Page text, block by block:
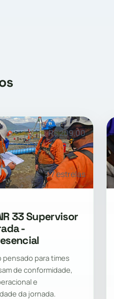
R$ 209,00
3.7 estrelas
33 Supervisor
-
para times
de conformidade,
e
da jornada.